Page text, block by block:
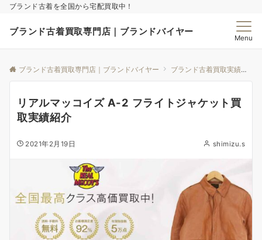
ブランド古着を全国から宅配買取中！
ブランド古着買取専門店｜ブランドバイヤー
Menu
ブランド古着買取専門店｜ブランドバイヤー ブランド古着買取実績｜ブランドバイヤー
リアルマッコイズ A-2 フライトジャケット買
取実績紹介
2021年2月19日 shimizu.s